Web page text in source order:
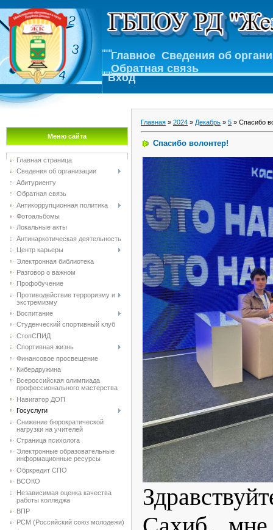
Главное Сведения об
Обратная связь
Вход
Меню сайта
Главная страница
Сведения об организации
Абитуриенту
Обратная связь
Антикоррупционная политика
Фотоальбомы
Локальные акты
Антинаркотическая деятельность
Центр карьеры
Электронная библиотека
Разговор о важном
Профобучение
Противодействие терроризму и
экстремизму
Воспитание
Студенческий спортивный клуб
CтопСПИД
Спортивная жизнь
Финансовое просвещение
Кибердружина
Всероссийская олимпиада
профессионального мастерства
Навигатор ДОП
Госуслуги
Снижение бюрократической
нагрузки на учителей
Страница психолога
Электронные образовательные
информационные ресурсы
Обркредит СПО
ВСОКО
Независимая оценка качества
работы колледжа
ВПР
РСМ (Российский союз молодежи)
Главная » 2024 » Декабрь » 5 » Спасибо
Спасибо волонтер!